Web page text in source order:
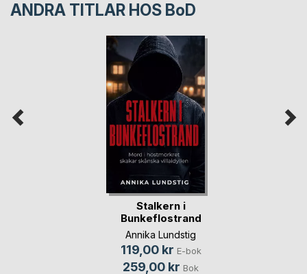
ANDRA TITLAR HOS BoD
Stalkern i
Bunkeflostrand
Annika Lundstig
119,00 kr E-bok
259,00 kr Bok